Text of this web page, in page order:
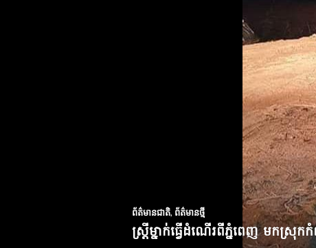
ព័ត៌មានជាតិ, ព័ត៌មានថ្មី
ស្ត្រីម្នាក់ធ្វើដំណើរពីភ្នំពេញ មកស្រុ